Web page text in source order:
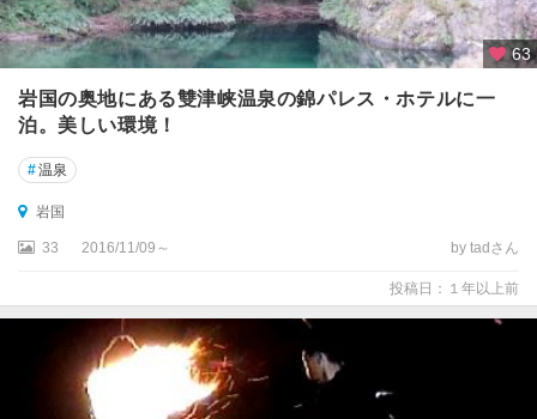
周
辺
国
萩
・
長
・
山
63
岩国の奥地にある雙津峡温泉の錦パレス・ホテルに一
泊。美しい環境！
#温泉
岩国
33 2016/11/09～ by tadさん
投稿日：１年以上前